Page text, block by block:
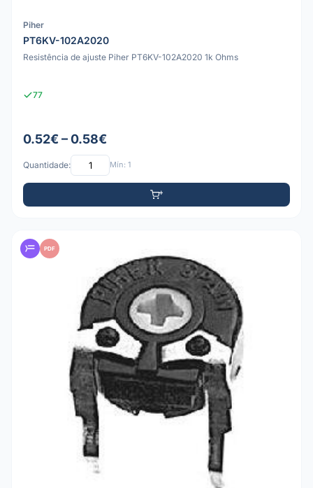
Piher
PT6KV-102A2020
Resistência de ajuste Piher PT6KV-102A2020 1k Ohms
77
0.52€ – 0.58€
Quantidade: Mín: 1
PDF